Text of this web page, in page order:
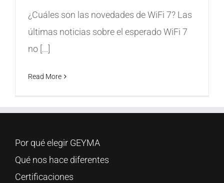
¿Cuáles son las novedades de WiFi 7? Las
últimas noticias sobre el esperado WiFi 7
no [...]
Read More
Por qué elegir GEYMA
Qué nos hace diferentes
Certificaciones